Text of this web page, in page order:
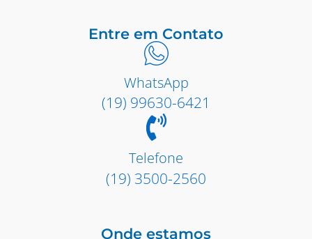
Entre em Contato
WhatsApp
(19) 99630-6421
Telefone
(19) 3500-2560
Onde estamos